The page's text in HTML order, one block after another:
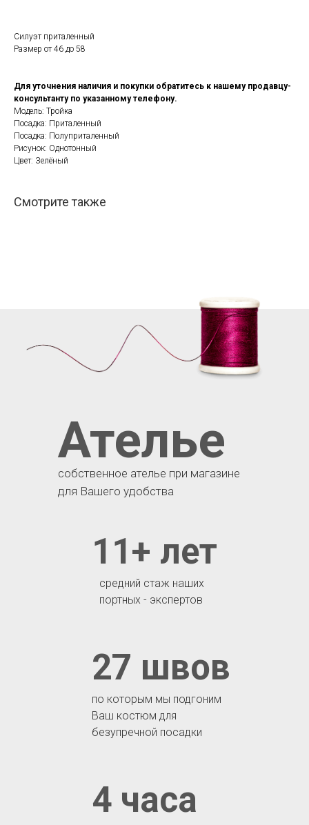
Силуэт приталенный
Размер от 46 до 58
Для уточнения наличия и покупки обратитесь к нашему продавцу-
консультанту по указанному телефону.
Модель: Тройка
Посадка: Приталенный
Посадка: Полуприталенный
Рисунок: Однотонный
Цвет: Зелёный
Смотрите также
4 часа
по которым мы подгоним
Ваш костюм для
безупречной посадки
27 швов
средний стаж наших
портных - экспертов
11+ лет
Ателье
собственное ателье при магазине
для Вашего удобства